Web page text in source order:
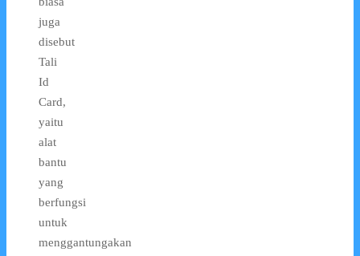
juga
disebut
Tali
Id
Card,
yaitu
alat
bantu
yang
berfungsi
untuk
menggantungakan